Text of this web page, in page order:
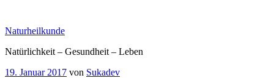
springen
Naturheilkunde
Natürlichkeit – Gesundheit – Leben
Veröffentlicht
19. Januar 2017 von Sukadev